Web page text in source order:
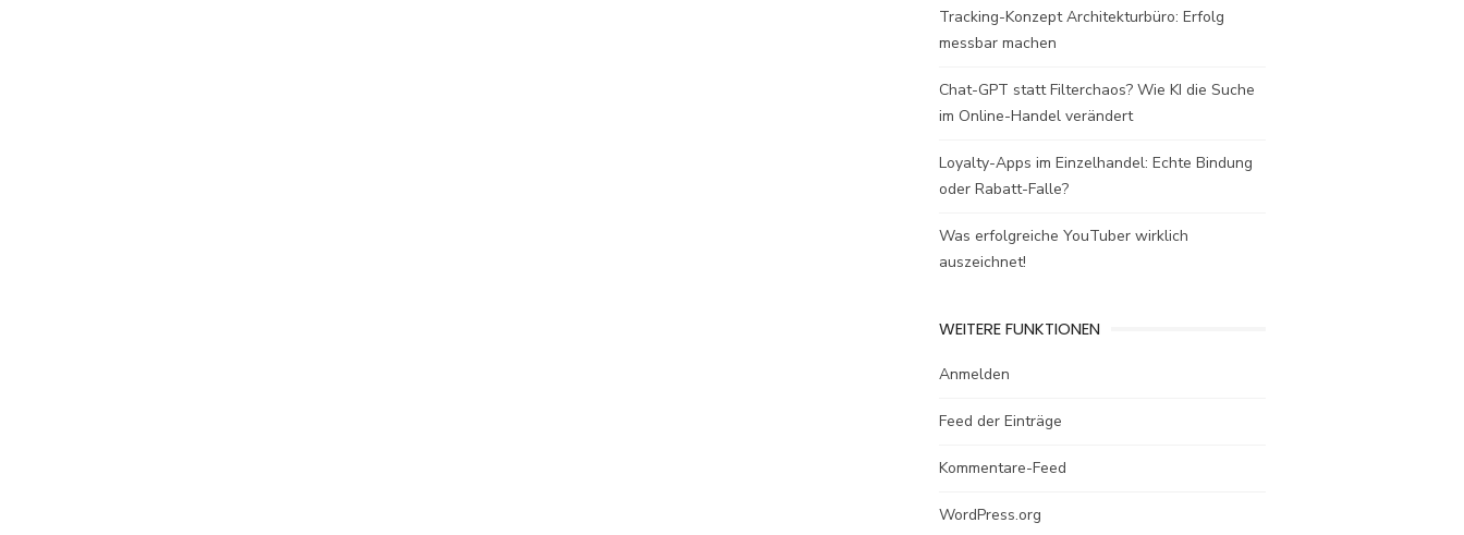
Tracking-Konzept Architekturbüro: Erfolg
messbar machen
Chat-GPT statt Filterchaos? Wie KI die Suche
im Online-Handel verändert
Loyalty-Apps im Einzelhandel: Echte Bindung
oder Rabatt-Falle?
Was erfolgreiche YouTuber wirklich
auszeichnet!
WEITERE FUNKTIONEN
Anmelden
Feed der Einträge
Kommentare-Feed
WordPress.org